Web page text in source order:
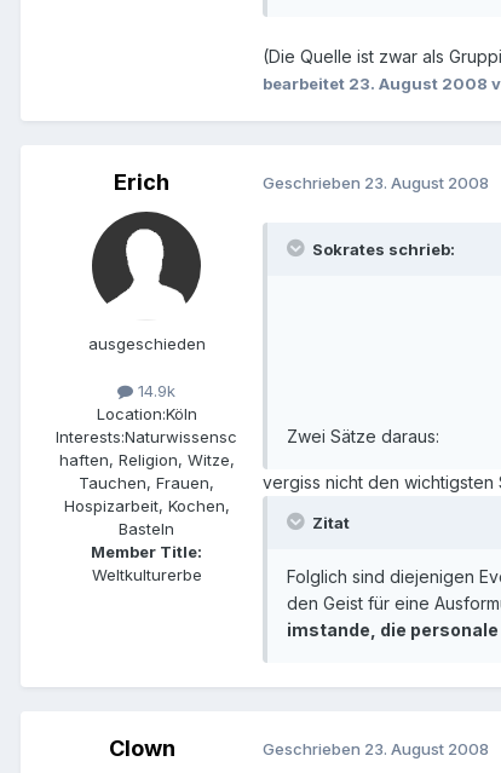
(Die Quelle ist zwar als
bearbeitet 23. August 2008
Erich
ausgeschieden
14.9k
Location:Köln
Interests:Naturwissensc
haften, Religion, Witze,
Tauchen, Frauen,
Hospizarbeit, Kochen,
Basteln
Member Title:
Weltkulturerbe
Geschrieben 23. August 2008
Sokrates schrieb:
Zwei Sätze daraus:
vergiss nicht den wichtigsten
Zitat
Folglich sind diejenigen
den Geist für eine
imstande, die
Clown Geschrieben 23. August 2008